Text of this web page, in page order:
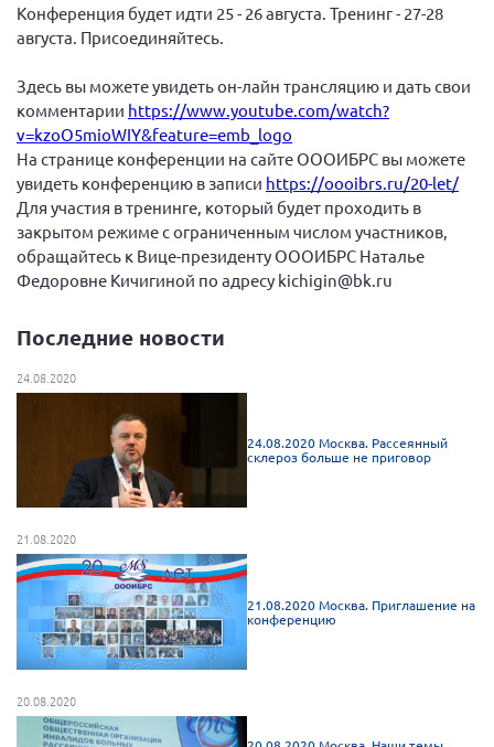
Вице-президент Груба Л.В.
Главный бухгалтер Жаворонкова Г.М.
Конференция ОООИБРС 2026
Конференция ОООИБРС 2025
Экспертный совет ОООИБРС 2025
Конференция ОООИБРС 2024
Конференция ОООИБРС 2023
Конференция ОООИБРС 2022
Конференция ОООИБРС 2021
Конференция ВСЭ 2021
Первый съезд
Второй съезд
Третий съезд
Четвертый съезд
Пятый съезд
Шестой съезд
ОФ «Фонд содействия больным рассеянным
склерозом»
Новости: Казахстан
Конференция будет идти 25 - 26 августа. Тренинг - 27-28
августа. Присоединяйтесь.
Здесь вы можете увидеть он-лайн трансляцию и дать свои
комментарии https://www.youtube.com/watch?
v=kzoO5mioWIY&feature=emb_logo
На странице конференции на сайте ОООИБРС вы можете
увидеть конференцию в записи https://oooibrs.ru/20-let/
Для участия в тренинге, который будет проходить в
закрытом режиме с ограниченным числом участников,
обращайтесь к Вице-президенту ОООИБРС Наталье
Федоровне Кичигиной по адресу kichigin@bk.ru
Последние новости
24.08.2020
24.08.2020 Москва. Рассеянный
склероз больше не приговор
21.08.2020
21.08.2020 Москва. Приглашение на
конференцию
20.08.2020